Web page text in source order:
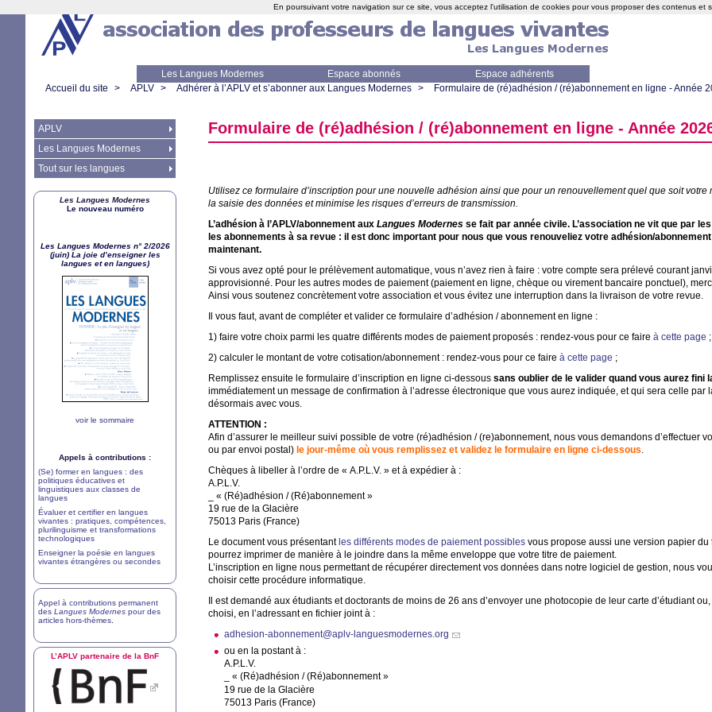
Les Langues Modernes Espace abonnés
Espace adhérents
Accueil du site > APLV > Adhérer à l’APLV et s’abonner aux Langues Modernes > Formulaire de (ré)adhésion / (ré)abonnement en ligne - Année
Formulaire de (ré)adhésion / (ré)abonnement en ligne - Année
Utilisez ce formulaire d’inscription pour une nouvelle adhésion ainsi que pour un renouvellement quel que soit
la saisie des données et minimise les risques d’erreurs de transmission.
L’adhésion à l’APLV/abonnement aux Langues Modernes se fait par année civile. L’association ne vit que par
les abonnements à sa revue : il est donc important pour nous que vous renouveliez votre adhésion/
maintenant.
Si vous avez opté pour le prélèvement automatique, vous n’avez rien à faire : votre compte sera prélevé courant
approvisionné. Pour les autres modes de paiement (paiement en ligne, chèque ou virement bancaire ponctuel),
Ainsi vous soutenez concrètement votre association et vous évitez une interruption dans la livraison de votre revue.
Il vous faut, avant de compléter et valider ce formulaire d’adhésion / abonnement en ligne :
1) faire votre choix parmi les quatre différents modes de paiement proposés : rendez-vous pour ce faire à cette page ;
2) calculer le montant de votre cotisation/abonnement : rendez-vous pour ce faire à cette page ;
Remplissez ensuite le formulaire d’inscription en ligne ci-dessous sans oublier de le valider quand vous aurez fini
immédiatement un message de confirmation à l’adresse électronique que vous aurez indiquée, et qui sera celle
désormais avec vous.
ATTENTION :
Afin d’assurer le meilleur suivi possible de votre (ré)adhésion / (re)abonnement, nous vous demandons d’effectuer
ou par envoi postal) le jour-même où vous remplissez et validez le formulaire en ligne ci-dessous.
Chèques à libeller à l’ordre de « A.P.L.V. » et à expédier à :
A.P.L.V.
_ « (Ré)adhésion / (Ré)abonnement »
19 rue de la Glacière
75013 Paris (France)
Le document vous présentant les différents modes de paiement possibles vous propose aussi une version papier du
pourrez imprimer de manière à le joindre dans la même enveloppe que votre titre de paiement.
L’inscription en ligne nous permettant de récupérer directement vos données dans notre logiciel de gestion, nous
choisir cette procédure informatique.
Il est demandé aux étudiants et doctorants de moins de 26 ans d’envoyer une photocopie de leur carte d’étudiant
choisi, en l’adressant en fichier joint à :
adhesion-abonnement@aplv-languesmodernes.org
ou en la postant à :
A.P.L.V.
_ « (Ré)adhésion / (Ré)abonnement »
19 rue de la Glacière
75013 Paris (France)
APLV
Les Langues Modernes
Tout sur les langues
Les Langues Modernes
Le nouveau numéro
Les Langues Modernes n° 2/2026
(juin) La joie d’enseigner les
langues et en langues)
voir le sommaire
Appels à contributions :
(Se) former en langues : des
politiques éducatives et
linguistiques aux classes de
langues
Évaluer et certifier en langues
vivantes : pratiques, compétences,
plurilinguisme et transformations
technologiques
Enseigner la poésie en langues
vivantes étrangères ou secondes
Appel à contributions permanent
des Langues Modernes pour des
articles hors-thèmes
L’APLV partenaire de la BnF
En poursuivant votre navigation sur ce site, vous acceptez l'utilisation de cookies pour vous proposer des contenus et